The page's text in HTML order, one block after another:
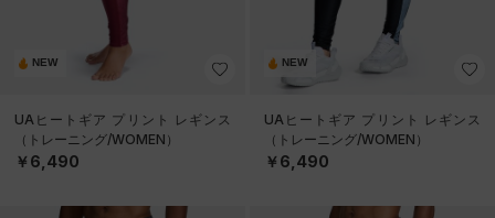
NEW
UAヒートギア プリント レギンス
（トレーニング/WOMEN）
￥6,490
NEW
UAヒートギア プリント レギンス
（トレーニング/WOMEN）
￥6,490